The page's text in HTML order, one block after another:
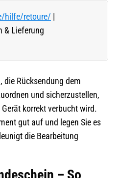
hilfe/retoure/ |
& Lieferung
die Rücksendung dem
und sicherzustellen,
korrekt verbucht wird.
gut auf und legen Sie es
die Bearbeitung
– So